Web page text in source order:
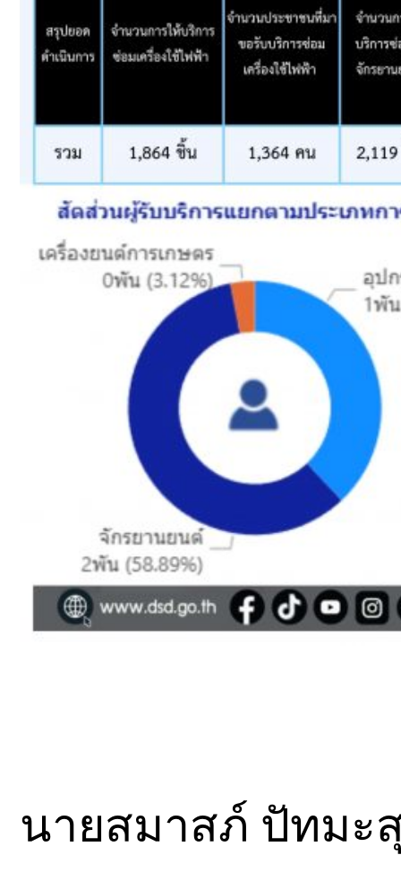
นายสมาสภ์ ปัทม